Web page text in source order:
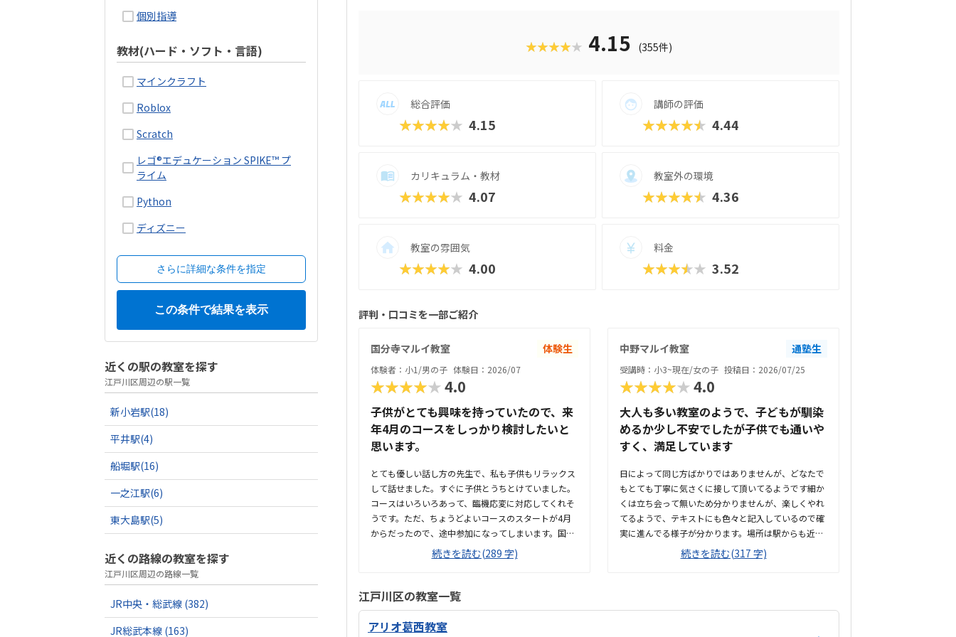
個別指導
教材(ハード・ソフト・言語)
マインクラフト
Roblox
Scratch
レゴ®エデュケーション SPIKE™ プ
ライム
Python
ディズニー
さらに詳細な条件を指定
近くの駅の教室を探す
江戸川区周辺の駅一覧
新小岩駅(18)
平井駅(4)
船堀駅(16)
一之江駅(6)
東大島駅(5)
近くの路線の教室を探す
江戸川区周辺の路線一覧
JR中央・総武線 (382)
JR総武本線 (163)
択され、新潟市の小中学校で授業を実施した実績があります。教室はまじめに取り組
プログラミングスキルはもちろん、企画書を書いたり、プレゼンをしたりといったス
キルもつけることができます。母体は大人向けのパソコンスクールなので、「ついで
に自分もスキルアップしてみようかな？」なんてこともできちゃいますよ！
★★★★★ 4.15 (355件)
総合評価
★★★★★ 4.15
講師の評価
★★★★★ 4.44
カリキュラム・教材
★★★★★ 4.07
教室外の環境
★★★★★ 4.36
教室の雰囲気
★★★★★ 4.00
料金
★★★★★ 3.52
評判・口コミを一部ご紹介
国分寺マルイ教室 体験生
体験者：小1/男の子 体験日：2026/07
★★★★★4.0
子供がとても興味を持っていたので、来
年4月のコースをしっかり検討したいと
思います。
とても優しい話し方の先生で、私も子供もリラックス
して話せました。すぐに子供とうちとけていました。
コースはいろいろあって、臨機応変に対応してくれそ
うです。ただ、ちょうどよいコースのスタートが4月
からだったので、途中参加になってしまいます。国分
寺駅の駅ビルなので、通いやすいですし、親も待って
る時間に買い物できて良さそうです。少し狭いです
してもくもくと学んでいました。他のプログラミング
教室も体験に行きましたが、他よりもお安かったので
通いやすそうです。先生が優しそうで、安心して子供
続きを読む(289 字)
中野マルイ教室 通塾生
受講時：小3~現在/女の子 投稿日：2026/07/25
★★★★★4.0
大人も多い教室のようで、子どもが馴染
めるか少し不安でしたが子供でも通いや
すく、満足しています
日によって同じ方ばかりではありませんが、どなたで
もとても丁寧に気さくに接して頂いてるようです細か
くは立ち会って無いため分かりませんが、楽しくやれ
てるようで、テキストにも色々と記入しているので確
実に進んでる様子が分かります。場所は駅からも近く
商業施設内のため、お迎えが遅れても暑い外で待たせ
なくていいので安心です。大人の方も多く通われてる
把握してませんが、個人的には小学生の習い事として
続きを読む(317 字)
江戸川区の教室一覧
アリオ葛西教室